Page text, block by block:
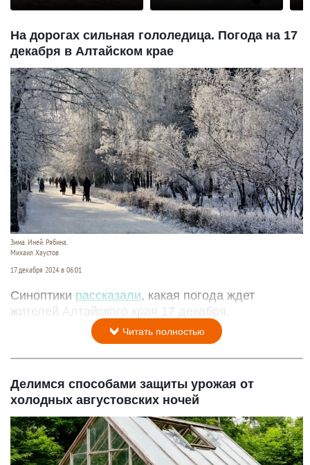
На дорогах сильная гололедица. Погода на 17
декабря в Алтайском крае
Зима. Иней. Рябина.
Михаил Хаустов
17 декабря 2024 в 06:01
Синоптики рассказали, какая погода ждет
жителей Алтайского края 17 декабря.
Читать полностью
Делимся способами защиты урожая от
холодных августовских ночей